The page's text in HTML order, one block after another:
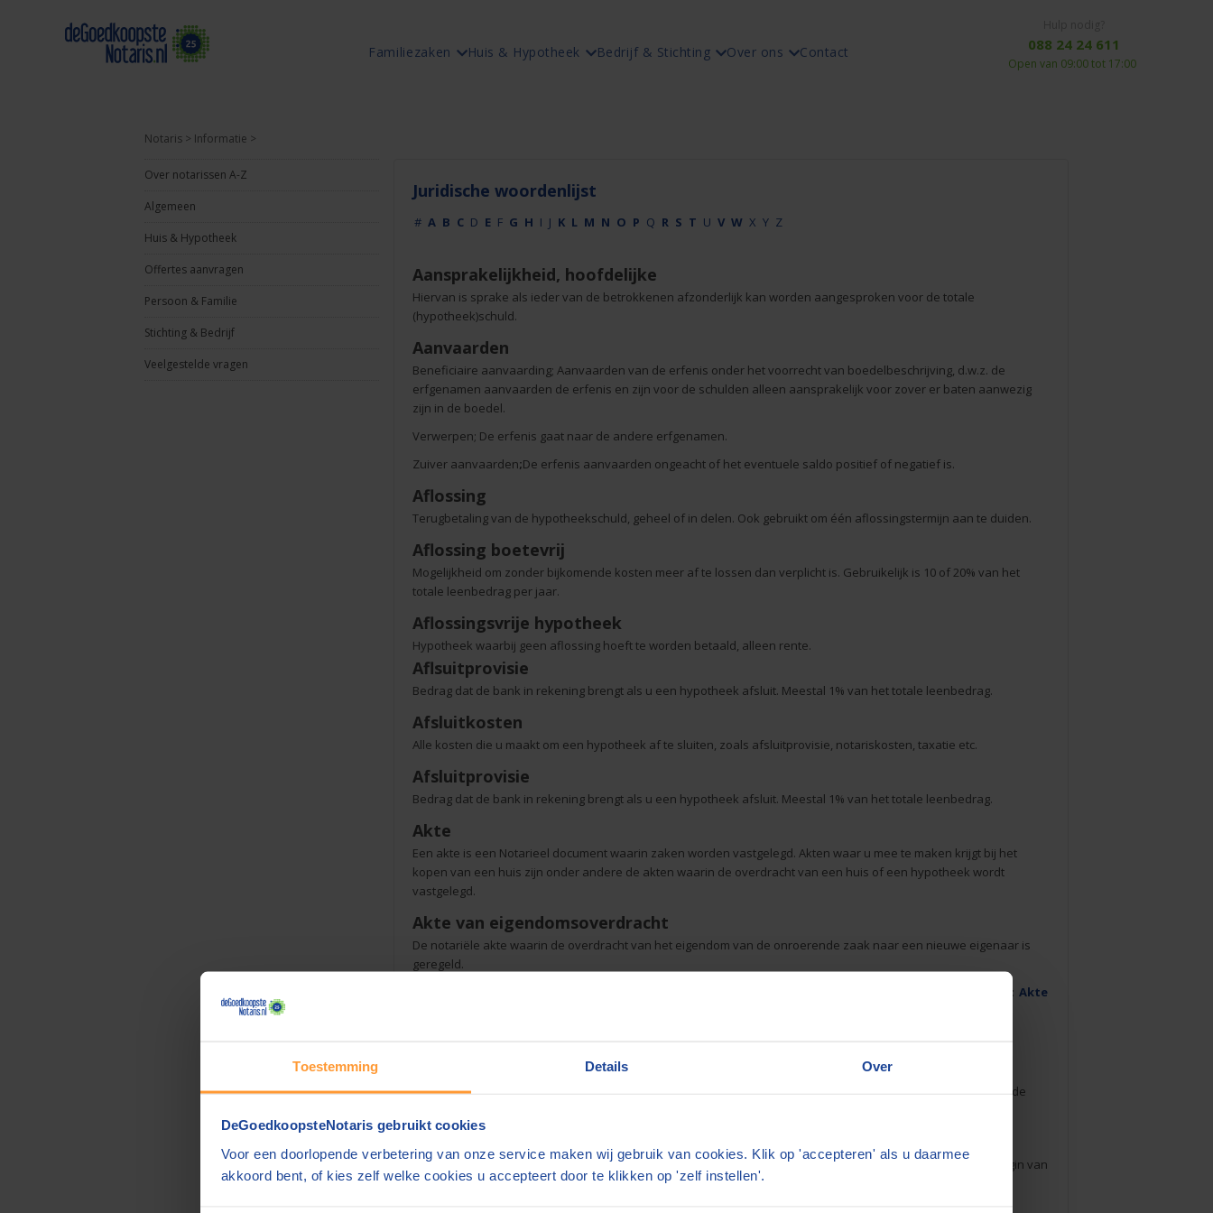
Toestemming Details Over
DeGoedkoopsteNotaris gebruikt cookies
Voor een doorlopende verbetering van onze service maken wij gebruik van cookies. Klik op 'accepteren' als u daarmee
akkoord bent, of kies zelf welke cookies u accepteert door te klikken op 'zelf instellen'.
Familiezaken Huis & Hypotheek Bedrijf & Stichting Over ons Contact 088 24 24 611
Open van 09:00 tot 17:00
Over notarissen A-Z
Algemeen
Huis & Hypotheek
Offertes aanvragen
Persoon & Familie
Stichting & Bedrijf
Veelgestelde vragen
Notaris > Informatie >
Juridische woordenlijst
# A B C D E F G H I J K L M N O P Q R S T U V W X Y Z
Aansprakelijkheid, hoofdelijke
Hiervan is sprake als ieder van de betrokkenen afzonderlijk kan worden aangesproken voor de totale
(hypotheek)schuld.
Aanvaarden
Beneficiaire aanvaarding; Aanvaarden van de erfenis onder het voorrecht van boedelbeschrijving, d.w.z. de
erfgenamen aanvaarden de erfenis en zijn voor de schulden alleen aansprakelijk voor zover er baten aanwezig
zijn in de boedel.
Verwerpen; De erfenis gaat naar de andere erfgenamen.
Zuiver aanvaarden;De erfenis aanvaarden ongeacht of het eventuele saldo positief of negatief is.
Aflossing
Terugbetaling van de hypotheekschuld, geheel of in delen. Ook gebruikt om één aflossingstermijn aan te duiden.
Aflossing boetevrij
Mogelijkheid om zonder bijkomende kosten meer af te lossen dan verplicht is. Gebruikelijk is 10 of 20% van het
totale leenbedrag per jaar.
Aflossingsvrije hypotheek
Hypotheek waarbij geen aflossing hoeft te worden betaald, alleen rente.
Aflsuitprovisie
Bedrag dat de bank in rekening brengt als u een hypotheek afsluit. Meestal 1% van het totale leenbedrag.
Afsluitkosten
Alle kosten die u maakt om een hypotheek af te sluiten, zoals afsluitprovisie, notariskosten, taxatie etc.
Afsluitprovisie
Bedrag dat de bank in rekening brengt als u een hypotheek afsluit. Meestal 1% van het totale leenbedrag.
Akte
Een akte is een Notarieel document waarin zaken worden vastgelegd. Akten waar u mee te maken krijgt bij het
kopen van een huis zijn onder andere de akten waarin de overdracht van een huis of een hypotheek wordt
vastgelegd.
Akte van eigendomsoverdracht
De notariële akte waarin de overdracht van het eigendom van de onroerende zaak naar een nieuwe eigenaar is
geregeld.
Zie ook: Akte
Geldsom voor verzorging, levensonderhoud. Toelage voor levensonderhoud aan bloed- of aanverwanten in de
Hypotheekvorm waarbij elke maand een vast totaalbedrag aan rente en aflossing wordt betaald. Aan het begin van
de looptijd is het rentedeel groter dan het aflossingsdeel. Later is die verhouding omgekeerd.